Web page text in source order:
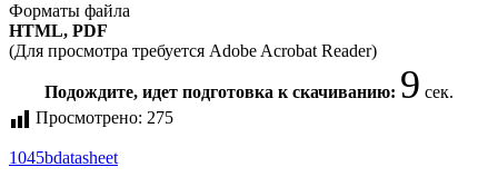
Форматы файла
HTML, PDF
(Для просмотра требуется Adobe Acrobat Reader)
Подождите, идет подготовка к скачиванию: 9 сек.
Просмотрено: 275
1045bdatasheet